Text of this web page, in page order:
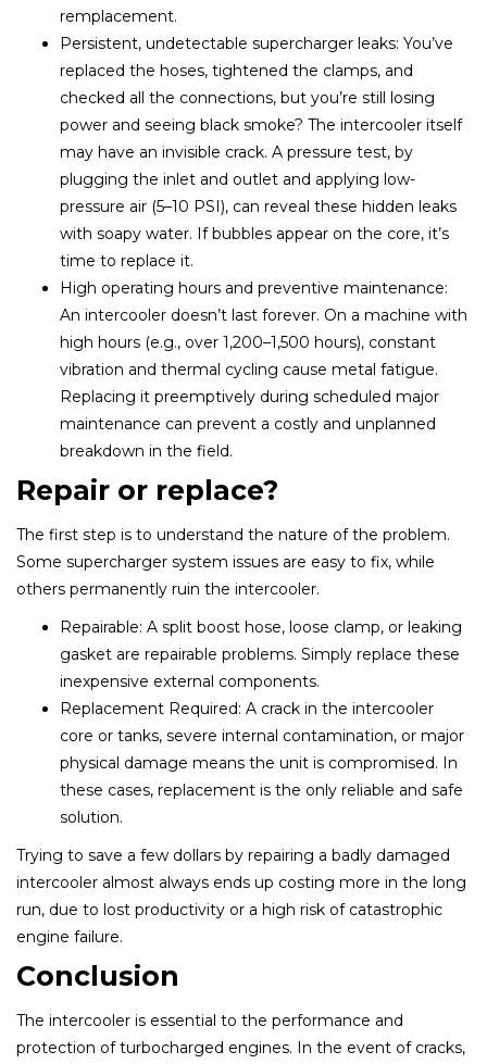
remplacement.
Persistent, undetectable supercharger leaks: You’ve
replaced the hoses, tightened the clamps, and
checked all the connections, but you’re still losing
power and seeing black smoke? The intercooler itself
may have an invisible crack. A pressure test, by
plugging the inlet and outlet and applying low-
pressure air (5–10 PSI), can reveal these hidden leaks
with soapy water. If bubbles appear on the core, it’s
time to replace it.
High operating hours and preventive maintenance:
An intercooler doesn’t last forever. On a machine with
high hours (e.g., over 1,200–1,500 hours), constant
vibration and thermal cycling cause metal fatigue.
Replacing it preemptively during scheduled major
maintenance can prevent a costly and unplanned
breakdown in the field.
Repair or replace?
The first step is to understand the nature of the problem.
Some supercharger system issues are easy to fix, while
others permanently ruin the intercooler.
Repairable: A split boost hose, loose clamp, or leaking
gasket are repairable problems. Simply replace these
inexpensive external components.
Replacement Required: A crack in the intercooler
core or tanks, severe internal contamination, or major
physical damage means the unit is compromised. In
these cases, replacement is the only reliable and safe
solution.
Trying to save a few dollars by repairing a badly damaged
intercooler almost always ends up costing more in the long
run, due to lost productivity or a high risk of catastrophic
engine failure.
Conclusion
The intercooler is essential to the performance and
protection of turbocharged engines. In the event of cracks,